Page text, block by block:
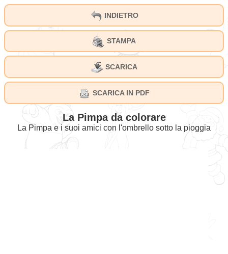
INDIETRO
STAMPA
SCARICA
SCARICA IN PDF
La Pimpa da colorare
La Pimpa e i suoi amici con l'ombrello sotto la pioggia